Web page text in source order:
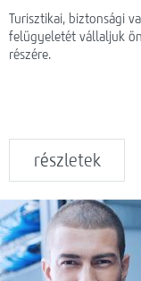
Turisztikai, biztonsági
felügyeletét vállaljuk
részére.
részletek